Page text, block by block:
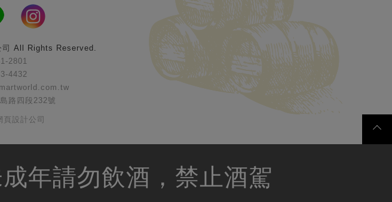
年請勿飲酒，禁止酒駕
All Rights Reserved.
2801
4432
路四段232號
設計公司